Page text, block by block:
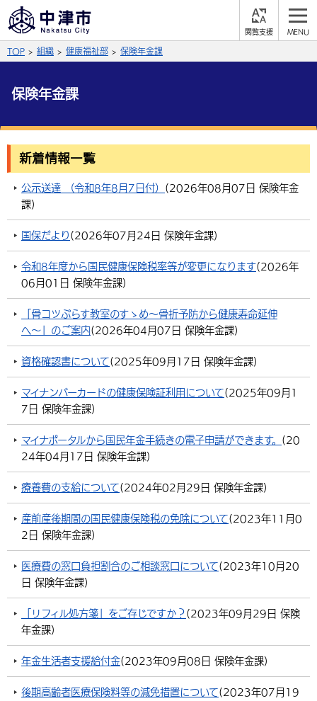
ふりがなをつける
黒 青 白
文字の大きさ
英語（English） 中国語（簡体字）
Facebook X (Twitter) YouTube
サイト内検索
総合メニュー
届出・登録・証明 保険・年金
福祉・介護 健康・予防
環境・衛生 生涯学習・スポーツ・人権
選挙 外国人の方向け情報
入札・契約 産業・雇用
都市整備
子育て・教育
手当・助成 健康・医療
相談・支援・情報 計画・施策
観光・移住
観光なび スポットを探す
遊ぶ・体験する グルメ・食べる
買う・おみやげ 四季のイベント・祭り
移住・定住
市政情報
中津市について 市役所の紹介
地方創生・地域活性化 広報・広聴
行政・計画
TOP 組織 健康福祉部 保険年金課
保険年金課
新着情報一覧
公示送達 （令和8年8月7日付） (2026年08月07日 保険年金
課)
国保だより (2026年07月24日 保険年金課)
令和8年度から国民健康保険税率等が変更になります(2026年
06月01日 保険年金課)
「骨コツぷらす教室のすゝめ〜骨折予防から健康寿命延伸
へ〜」のご案内(2026年04月07日 保険年金課)
資格確認書について(2025年09月17日 保険年金課)
マイナンバーカードの健康保険証利用について(2025年09月1
7日 保険年金課)
マイナポータルから国民年金手続きの電子申請ができます。 (20
24年04月17日 保険年金課)
療養費の支給について(2024年02月29日 保険年金課)
産前産後期間の国民健康保険税の免除について(2023年11月0
2日 保険年金課)
医療費の窓口負担割合のご相談窓口について(2023年10月20
日 保険年金課)
「リフィル処方箋」をご存じですか？ (2023年09月29日 保険
年金課)
年金生活者支援給付金(2023年09月08日 保険年金課)
後期高齢者医療保険料等の減免措置について(2023年07月19